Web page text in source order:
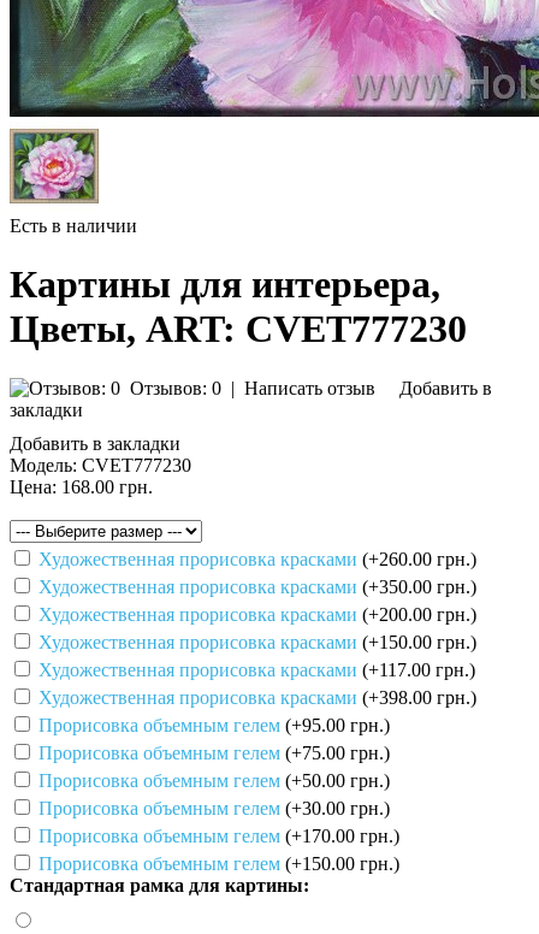
Есть в наличии
Картины для интерьера,
Цветы, ART: CVET777230
Отзывов: 0 | Написать отзыв
Добавить в
закладки
Добавить в закладки
Модель: CVET777230
Цена: 168.00 грн.
Художественная прорисовка красками (+260.00 грн.)
Художественная прорисовка красками (+350.00 грн.)
Художественная прорисовка красками (+200.00 грн.)
Художественная прорисовка красками (+150.00 грн.)
Художественная прорисовка красками (+117.00 грн.)
Художественная прорисовка красками (+398.00 грн.)
Прорисовка объемным гелем (+95.00 грн.)
Прорисовка объемным гелем (+75.00 грн.)
Прорисовка объемным гелем (+50.00 грн.)
Прорисовка объемным гелем (+30.00 грн.)
Прорисовка объемным гелем (+170.00 грн.)
Прорисовка объемным гелем (+150.00 грн.)
Стандартная рамка для картины: